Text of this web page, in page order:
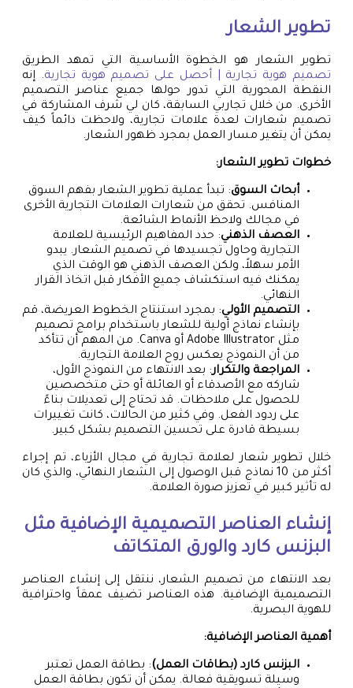
تطوير الشعار
تطوير الشعار هو الخطوة الأساسية التي تمهد الطريق
تصميم هوية تجارية | أحصل على تصميم هوية تجارية. إنه
النقطة المحورية التي تدور حولها جميع عناصر التصميم
الأخرى. من خلال تجاربي السابقة، كان لي شرف المشاركة في
تصميم شعارات لعدة علامات تجارية، ولاحظت دائماً كيف
يمكن أن يتغير مسار العمل بمجرد ظهور الشعار.
خطوات تطوير الشعار:
أبحاث السوق: تبدأ عملية تطوير الشعار بفهم السوق
المنافس. تحقق من شعارات العلامات التجارية الأخرى
في مجالك ولاحظ الأنماط الشائعة.
العصف الذهني: حدد المفاهيم الرئيسية للعلامة
التجارية وحاول تجسيدها في تصميم الشعار. يبدو
الأمر سهلاً، ولكن العصف الذهني هو الوقت الذي
يمكنك فيه استكشاف جميع الأفكار قبل اتخاذ القرار
النهائي.
التصميم الأولي: بمجرد استنتاج الخطوط العريضة، قم
بإنشاء نماذج أولية للشعار باستخدام برامج تصميم
مثل Adobe Illustrator أو Canva. من المهم أن تتأكد
من أن النموذج يعكس روح العلامة التجارية.
المراجعة والتكرار: بعد الانتهاء من النموذج الأول،
شاركه مع الأصدقاء أو العائلة أو حتى متخصصين
للحصول على ملاحظات. قد تحتاج إلى تعديلات بناءً
على ردود الفعل. وفي كثير من الحالات، كانت تغييرات
بسيطة قادرة على تحسين التصميم بشكل كبير.
خلال تطوير شعار لعلامة تجارية في مجال الأزياء، تم إجراء
أكثر من 10 نماذج قبل الوصول إلى الشعار النهائي، والذي كان
له تأثير كبير في تعزيز صورة العلامة.
إنشاء العناصر التصميمية الإضافية مثل
البزنس كارد والورق المتكاتف
بعد الانتهاء من تصميم الشعار، ننتقل إلى إنشاء العناصر
التصميمية الإضافية. هذه العناصر تضيف عمقاً واحترافية
للهوية البصرية.
أهمية العناصر الإضافية:
البزنس كارد (بطاقات العمل): بطاقة العمل تعتبر
وسيلة تسويقية فعالة. يمكن أن تكون بطاقة العمل